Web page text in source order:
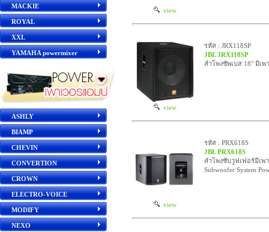
MACKIE
ROYAL
XXL
YAMAHA powermixer
ASHLY
BIAMP
CHEVIN
CONVERTION
CROWN
ELECTRO-VOICE
MODIFY
NEXO
view
view
รหัส : JRX118SP
JBL JRX118SP
ลำโพงซัพเบส 18" มีเพ
view
รหัส : PRX618S
JBL PRX618S
ลำโพงซับวูฟเฟอร์มีเพ
Subwoofer System